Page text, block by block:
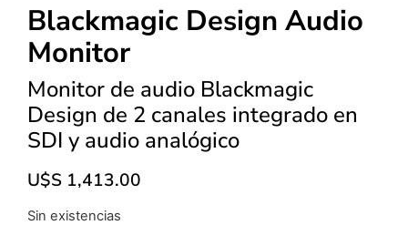
Blackmagic Design Audio
Monitor
Monitor de audio Blackmagic
Design de 2 canales integrado en
SDI y audio analógico
U$S 1,413.00
Sin existencias